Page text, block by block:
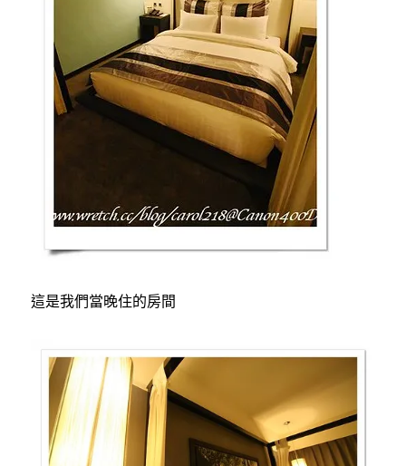
這是我們當晚住的房間